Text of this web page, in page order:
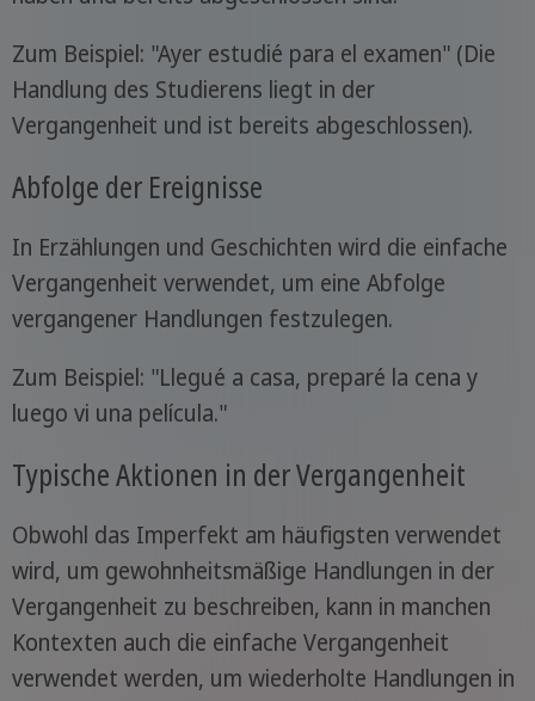
Zum Beispiel: "Ayer estudié para el examen" (Die
Handlung des Studierens liegt in der
Vergangenheit und ist bereits abgeschlossen).
Abfolge der Ereignisse
In Erzählungen und Geschichten wird die einfache
Vergangenheit verwendet, um eine Abfolge
vergangener Handlungen festzulegen.
Zum Beispiel: "Llegué a casa, preparé la cena y
luego vi una película."
Typische Aktionen in der Vergangenheit
Obwohl das Imperfekt am häufigsten verwendet
wird, um gewohnheitsmäßige Handlungen in der
Vergangenheit zu beschreiben, kann in manchen
Kontexten auch die einfache Vergangenheit
verwendet werden, um wiederholte Handlungen in